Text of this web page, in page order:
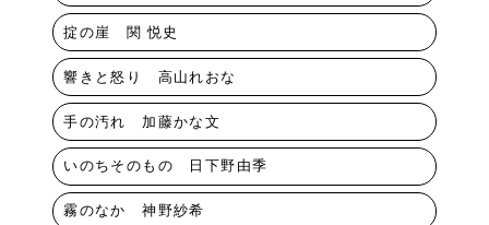
掟の崖 関 悦史
響きと怒り 高山れおな
手の汚れ 加藤かな文
いのちそのもの 日下野由季
霧のなか 神野紗希